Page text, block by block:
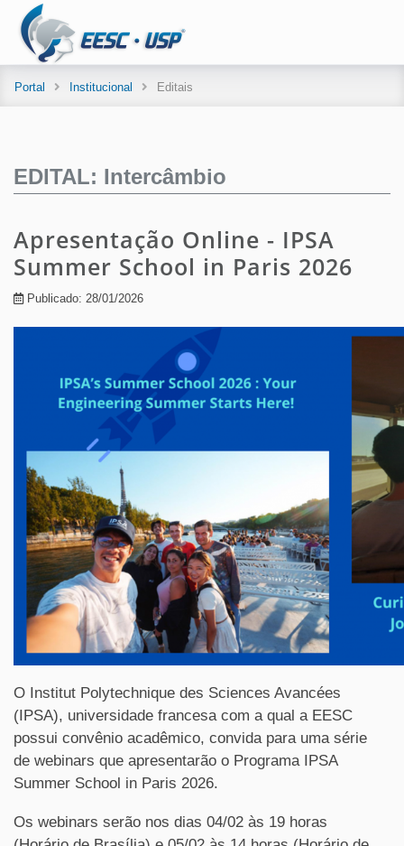
Portal Institucional Editais
EDITAL: Intercâmbio
Apresentação Online - IPSA
Summer School in Paris 2026
Publicado: 28/01/2026
O Institut Polytechnique des Sciences Avancées
(IPSA), universidade francesa com a qual a EESC
possui convênio acadêmico, convida para uma série
de webinars que apresentarão o Programa IPSA
Summer School in Paris 2026.
Os webinars serão nos dias 04/02 às 19 horas